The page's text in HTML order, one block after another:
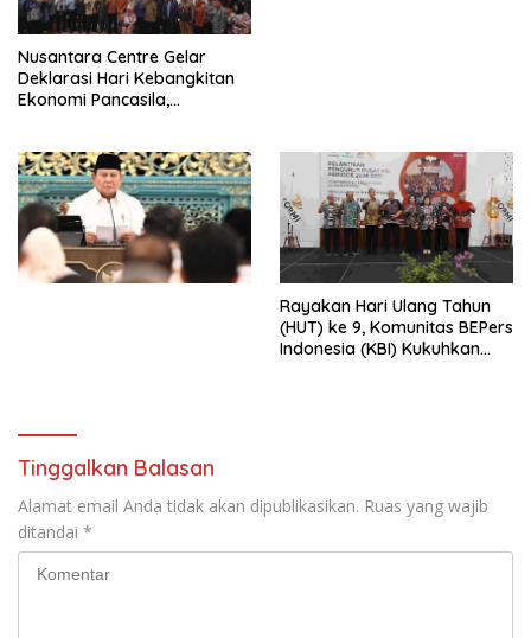
Nusantara Centre Gelar
Deklarasi Hari Kebangkitan
Ekonomi Pancasila,
Penjajahan (Pergolakan
Ekonomi Politik Indonesia) &
Simposium Nasional “Urgensi
Undang-Undang
Perekonomian Nasional dan
Kesejahteraan Sosial dalam
Rayakan Hari Ulang Tahun
(HUT) ke 9, Komunitas BEPers
Indonesia (KBI) Kukuhkan
Mancanegara”.
Tinggalkan Balasan
Alamat email Anda tidak akan dipublikasikan. Ruas yang wajib
ditandai *